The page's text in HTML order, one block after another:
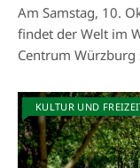
Am Samstag, 10.
findet der Welt im
Centrum Würzburg
KULTUR UND